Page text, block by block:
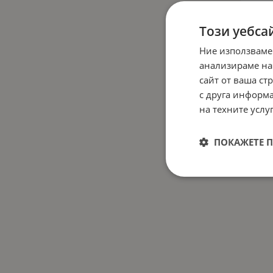
Този
Ние
анализираме
сайт от ваша
с друга
на техните
ПОКАЖЕТЕ